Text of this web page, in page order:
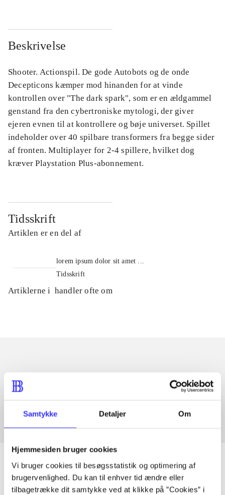
Samtykke Detaljer Om
Hjemmesiden bruger cookies
Vi bruger cookies til besøgsstatistik og optimering af
brugervenlighed. Du kan til enhver tid ændre eller
tilbagetrække dit samtykke ved at klikke på ”Cookies” i
Beskrivelse
Shooter. Actionspil. De gode Autobots og de onde
Decepticons kæmper mod hinanden for at vinde
kontrollen over "The dark spark", som er en ældgammel
genstand fra den cybertroniske mytologi, der giver
ejeren evnen til at kontrollere og bøje universet. Spillet
indeholder over 40 spilbare transformers fra begge sider
af fronten. Multiplayer for 2-4 spillere, hvilket dog
kræver Playstation Plus-abonnement.
Tidsskrift
Artiklen er en del af
lorem ipsum dolor sit amet ...
Tidsskrift
Artiklerne i handler ofte om
Artikler med samme emner
Fra
Artikler